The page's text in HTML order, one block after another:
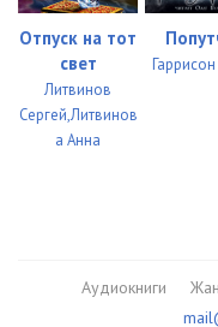
Отпуск на тот
свет
Литвинов
Сергей,Литвинов
а Анна
Гаррисон
Аудиокниги